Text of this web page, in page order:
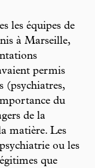
les équipes de
à Marseille,
permis
(psychiatres,
du
de la
matière. Les
ou les
que